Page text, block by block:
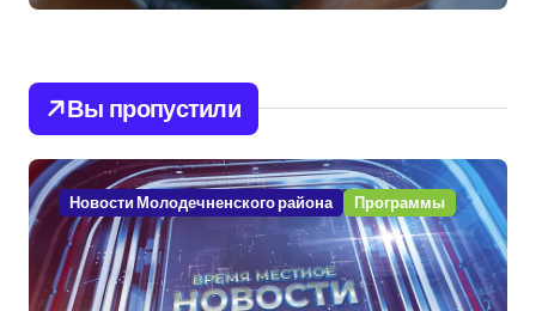
Вы пропустили
Новости Молодечненского района Программы